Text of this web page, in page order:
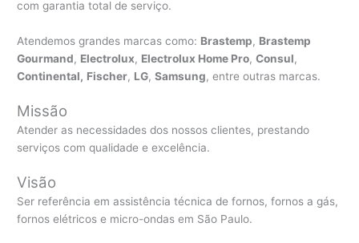
com garantia total de serviço.
Atendemos grandes marcas como: Brastemp, Brastemp
Gourmand, Electrolux, Electrolux Home Pro,Consul,
Continental, Fischer, LG,Samsung, entre outras marcas.
Missão
Atender as necessidades dos nossos clientes, prestando
serviços com qualidade e excelência.
Visão
Ser referência em assistência técnica de fornos, fornos a gás,
fornos elétricos e micro-ondas em São Paulo.